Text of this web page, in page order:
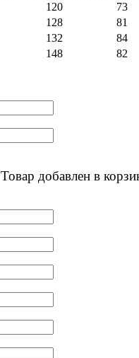
120
73
128
81
132
84
148 82
Товар добавлен в